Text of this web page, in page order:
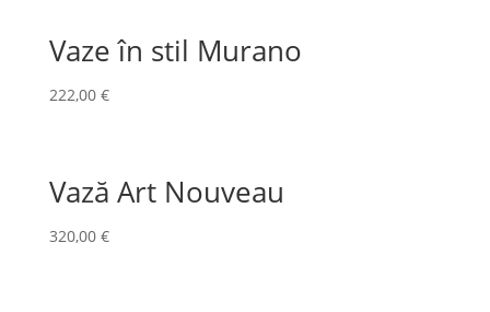
Vaze în stil Murano
222,00 €
Vază Art Nouveau
320,00 €